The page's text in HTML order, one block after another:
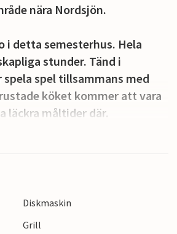
nära Nordsjön.
i detta semesterhus. Hela
stunder. Tänd i
spel tillsammans med
köket kommer att vara
läckra måltider där.
dig en vacker utsikt över
en promenad vid det
Diskmaskin
Grill